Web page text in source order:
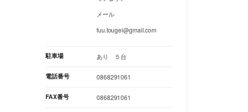
メール
fuu.tougei@gmail.com
駐車場 あり ５台
電話番号 0868291061
FAX番号 0868291061